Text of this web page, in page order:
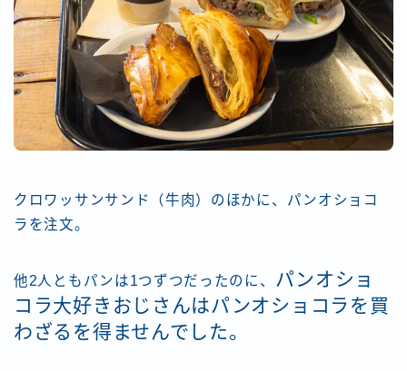
クロワッサンサンド（牛肉）のほかに、パンオショコ
ラを注文。
他2人ともパンは1つずつだったのに、
パンオショ
コラ大好きおじさんはパンオショコラを買
わざるを得ませんでした。